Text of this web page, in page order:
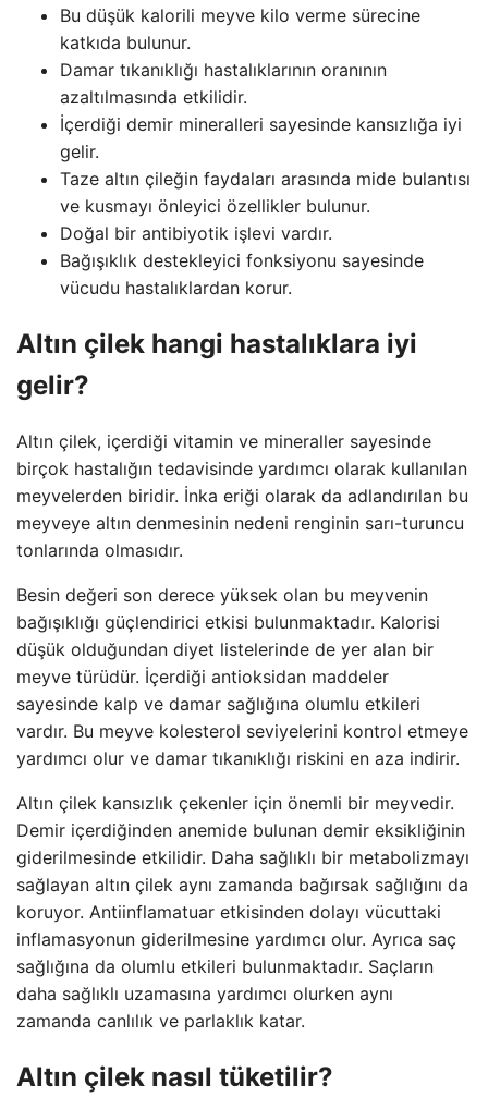
Bu düşük kalorili meyve kilo verme sürecine
katkıda bulunur.
Damar tıkanıklığı hastalıklarının oranının
azaltılmasında etkilidir.
İçerdiği demir mineralleri sayesinde kansızlığa iyi
gelir.
Taze altın çileğin faydaları arasında mide bulantısı
ve kusmayı önleyici özellikler bulunur.
Doğal bir antibiyotik işlevi vardır.
Bağışıklık destekleyici fonksiyonu sayesinde
vücudu hastalıklardan korur.
Altın çilek hangi hastalıklara iyi
gelir?
Altın çilek, içerdiği vitamin ve mineraller sayesinde
birçok hastalığın tedavisinde yardımcı olarak kullanılan
meyvelerden biridir. İnka eriği olarak da adlandırılan bu
meyveye altın denmesinin nedeni renginin sarı-turuncu
tonlarında olmasıdır.
Besin değeri son derece yüksek olan bu meyvenin
bağışıklığı güçlendirici etkisi bulunmaktadır. Kalorisi
düşük olduğundan diyet listelerinde de yer alan bir
meyve türüdür. İçerdiği antioksidan maddeler
sayesinde kalp ve damar sağlığına olumlu etkileri
vardır. Bu meyve kolesterol seviyelerini kontrol etmeye
yardımcı olur ve damar tıkanıklığı riskini en aza indirir.
Altın çilek kansızlık çekenler için önemli bir meyvedir.
Demir içerdiğinden anemide bulunan demir eksikliğinin
giderilmesinde etkilidir. Daha sağlıklı bir metabolizmayı
sağlayan altın çilek aynı zamanda bağırsak sağlığını da
koruyor. Antiinflamatuar etkisinden dolayı vücuttaki
inflamasyonun giderilmesine yardımcı olur. Ayrıca saç
sağlığına da olumlu etkileri bulunmaktadır. Saçların
daha sağlıklı uzamasına yardımcı olurken aynı
zamanda canlılık ve parlaklık katar.
Altın çilek nasıl tüketilir?